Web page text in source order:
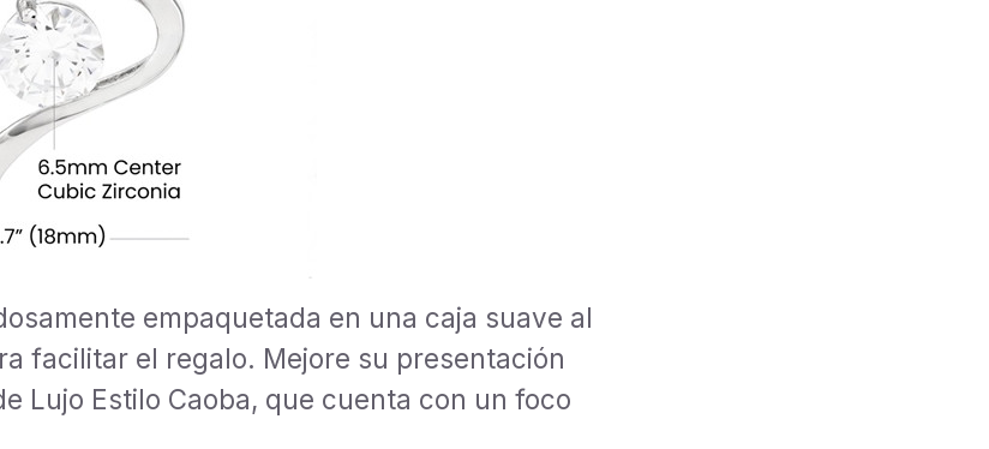
empaquetada en una caja suave al
facilitar el regalo. Mejore su presentación
Lujo Estilo Caoba, que cuenta con un foco